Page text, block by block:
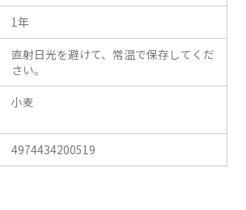
1年
直射日光を避けて、常温で保存してくだ
さい。
小麦
4974434200519